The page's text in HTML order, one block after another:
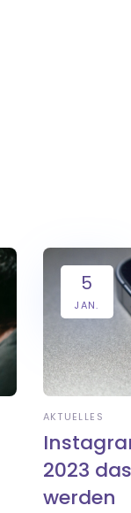
5
JAN.
AKTUELLES
2023
werden